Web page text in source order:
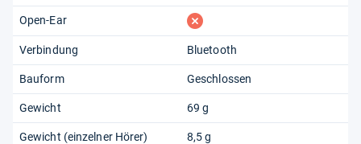
Open-Ear fehlt
Verbindung Bluetooth
Bauform Geschlossen
Gewicht 69 g
Gewicht (einzelner Hörer) 8,5 g